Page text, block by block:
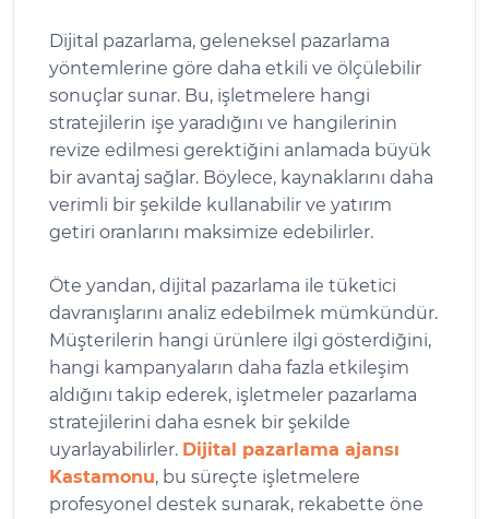
Dijital pazarlama, geleneksel pazarlama
yöntemlerine göre daha etkili ve ölçülebilir
sonuçlar sunar. Bu, işletmelere hangi
stratejilerin işe yaradığını ve hangilerinin
revize edilmesi gerektiğini anlamada büyük
bir avantaj sağlar. Böylece, kaynaklarını daha
verimli bir şekilde kullanabilir ve yatırım
getiri oranlarını maksimize edebilirler.
Öte yandan, dijital pazarlama ile tüketici
davranışlarını analiz edebilmek mümkündür.
Müşterilerin hangi ürünlere ilgi gösterdiğini,
hangi kampanyaların daha fazla etkileşim
aldığını takip ederek, işletmeler pazarlama
stratejilerini daha esnek bir şekilde
uyarlayabilirler. Dijital pazarlama ajansı
Kastamonu, bu süreçte işletmelere
profesyonel destek sunarak, rekabette öne